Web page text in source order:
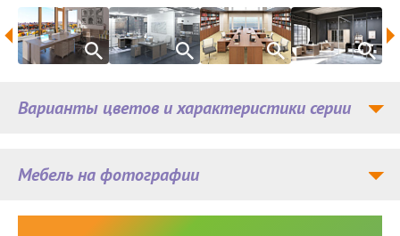
Мебель на фотографии
Варианты цветов и характеристики серии